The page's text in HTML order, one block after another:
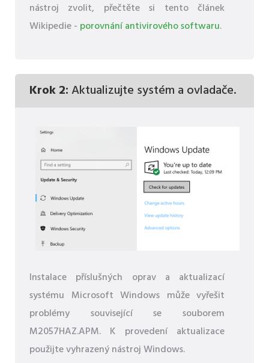
nástroj zvolit, přečtěte si tento článek
Wikipedie - porovnání antivirového softwaru.
Krok 2:Aktualizujte systém a ovladače.
Instalace příslušných oprav a aktualizací
systému Microsoft Windows může vyřešit
problémy související se souborem
M2057HAZ.APM. K provedení aktualizace
použijte vyhrazený nástroj Windows.